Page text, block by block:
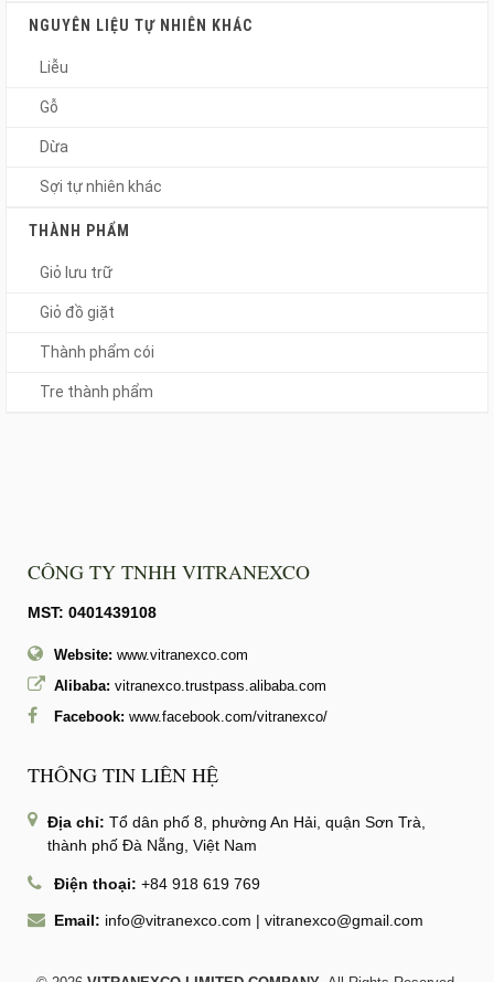
NGUYÊN LIỆU TỰ NHIÊN KHÁC
Liễu
Gỗ
Dừa
Sợi tự nhiên khác
THÀNH PHẨM
Giỏ lưu trữ
Giỏ đồ giặt
Thành phẩm cói
Tre thành phẩm
CÔNG TY TNHH VITRANEXCO
MST: 0401439108
Website: www.vitranexco.com
Alibaba: vitranexco.trustpass.alibaba.com
Facebook: www.facebook.com/vitranexco/
THÔNG TIN LIÊN HỆ
Địa chỉ: Tổ dân phố 8, phường An Hải, quận Sơn Trà,
thành phố Đà Nẵng, Việt Nam
Điện thoại: +84 918 619 769
Email: info@vitranexco.com | vitranexco@gmail.com